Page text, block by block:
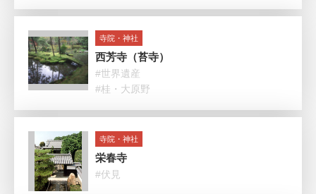
寺院・神社
西芳寺（苔寺）
#世界遺産
#桂・大原野
寺院・神社
栄春寺
#伏見